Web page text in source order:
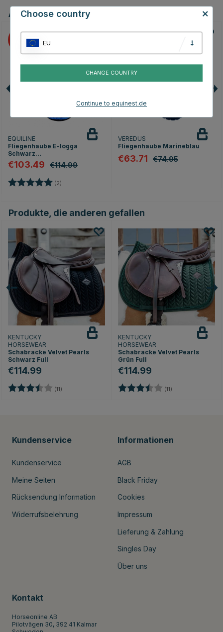
Andere Produkte, die Ihnen gefallen könnten
EQUILINE
Fliegenhaube E-logga
Schwarz
Königsblau/Schwarz
€103.49 €114.99
Bewertung: (2)
VEREDUS
Fliegenhaube Marineblau
€63.71 €74.95
Produkte, die anderen gefallen
KENTUCKY
HORSEWEAR
Schabracke Velvet Pearls
Schwarz Full
€114.99
Bewertung: (11)
KENTUCKY
HORSEWEAR
Schabracke Velvet Pearls
Grün Full
€114.99
Bewertung: (11)
Kundenservice
Kundenservice
Meine Seiten
Rücksendung Information
Widerrufsbelehrung
Informationen
AGB
Black Friday
Cookies
Impressum
Lieferung & Zahlung
Singles Day
Über uns
Kontakt
Horseonline AB
Pilotvägen 30, 392 41 Kalmar
Choose country
EU
CHANGE COUNTRY
Continue to equinest.de